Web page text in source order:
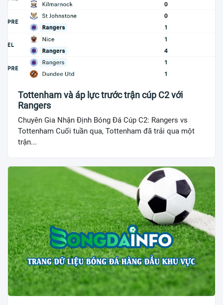
Tottenham và áp lực trước trận cúp C2 với
Rangers
Chuyên Gia Nhận Định Bóng Đá Cúp C2: Rangers vs
Tottenham Cuối tuần qua, Tottenham đã trải qua một
trận...